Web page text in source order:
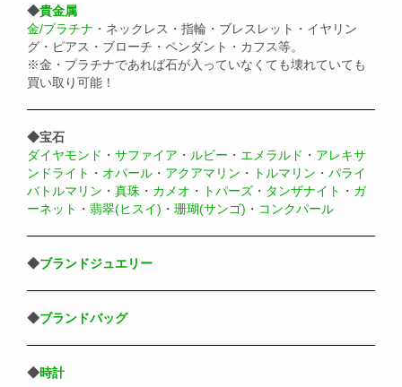
◆貴金属
金/プラチナ ・ネックレス・指輪・ブレスレット・イヤリン
グ・ピアス・ブローチ・ペンダント・カフス等。
※金・プラチナであれば石が入っていなくても壊れていても
買い取り可能！
◆宝石
ダイヤモンド ・ サファイア ・ ルビー ・ エメラルド ・ アレキサ
ンドライト ・ オパール ・ アクアマリン ・ トルマリン ・ パライ
バトルマリン ・ 真珠 ・ カメオ ・ トパーズ ・ タンザナイト ・ ガ
ーネット ・ 翡翠(ヒスイ) ・ 珊瑚(サンゴ) ・ コンクパール
◆ブランドジュエリー
◆ブランドバッグ
◆時計